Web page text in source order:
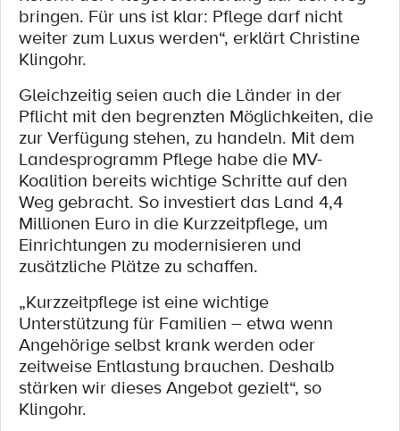
bringen. Für uns ist klar: Pflege darf nicht
weiter zum Luxus werden“, erklärt Christine
Klingohr.
Gleichzeitig seien auch die Länder in der
Pflicht mit den begrenzten Möglichkeiten, die
zur Verfügung stehen, zu handeln. Mit dem
Landesprogramm Pflege habe die MV-
Koalition bereits wichtige Schritte auf den
Weg gebracht. So investiert das Land 4,4
Millionen Euro in die Kurzzeitpflege, um
Einrichtungen zu modernisieren und
zusätzliche Plätze zu schaffen.
„Kurzzeitpflege ist eine wichtige
Unterstützung für Familien – etwa wenn
Angehörige selbst krank werden oder
zeitweise Entlastung brauchen. Deshalb
stärken wir dieses Angebot gezielt“, so
Klingohr.